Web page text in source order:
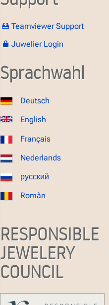
Teamviewer Support
Juwelier Login
Sprachwahl
Deutsch
English
Français
Nederlands
русский
Român
RESPONSIBLE
JEWELERY
COUNCIL